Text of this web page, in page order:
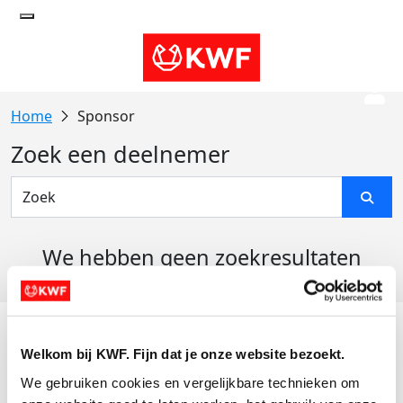
Welkom bij KWF. Fijn dat je onze website bezoekt.
We gebruiken cookies en vergelijkbare technieken om
Sponsor
Zoek een deelnemer
We hebben geen zoekresultaten
Actiematerialen
Evenementen